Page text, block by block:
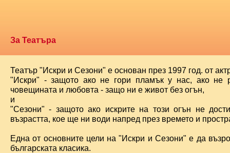
За Театъра
Театър "Искри и Сезони" е основан през 1997 год. от
"Искри" - защото ако не гори пламък у нас, ако не
човещината и любовта - защо ни е живот без огън,
и
"Сезони" - защото ако искрите на този огън не
възрастта, кое ще ни води напред през времето и
Една от основните цели на "Искри и Сезони" е да
българската класика.